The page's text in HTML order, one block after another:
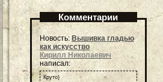
Комментарии
Новость: Вышивка гладью
как искусство
Кирилл Николаевич
написал:
Круто)